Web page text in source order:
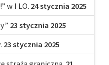
w I LO. 24 stycznia 2025
23 stycznia 2025
23 stycznia 2025